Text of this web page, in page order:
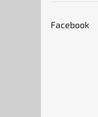
Facebook